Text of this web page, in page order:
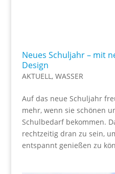
Neues Schuljahr – mit
Design
AKTUELL, WASSER
Auf das neue Schuljahr
mehr, wenn sie schönen
Schulbedarf bekommen.
rechtzeitig dran zu sein,
entspannt genießen zu